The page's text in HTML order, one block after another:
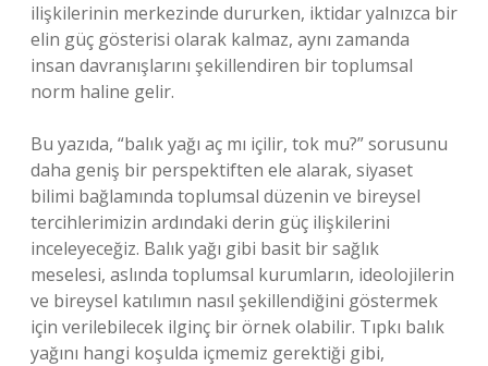
ilişkilerinin merkezinde dururken, iktidar yalnızca bir
elin güç gösterisi olarak kalmaz, aynı zamanda
insan davranışlarını şekillendiren bir toplumsal
norm haline gelir.
Bu yazıda, “balık yağı aç mı içilir, tok mu?” sorusunu
daha geniş bir perspektiften ele alarak, siyaset
bilimi bağlamında toplumsal düzenin ve bireysel
tercihlerimizin ardındaki derin güç ilişkilerini
inceleyeceğiz. Balık yağı gibi basit bir sağlık
meselesi, aslında toplumsal kurumların, ideolojilerin
ve bireysel katılımın nasıl şekillendiğini göstermek
için verilebilecek ilginç bir örnek olabilir. Tıpkı balık
yağını hangi koşulda içmemiz gerektiği gibi,